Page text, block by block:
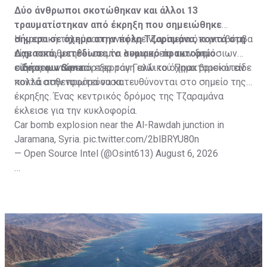
Δύο άνθρωποι σκοτώθηκαν και άλλοι 13
τραυματίστηκαν από έκρηξη που σημειώθηκε
σήμερα σε όχημα στην πόλη Τζαραμάνα, κοντά στη
Δαμασκό, μετέδωσε το συριακό πρακτορείο
ειδήσεων Sana.
Η κρατική τηλεόραση ανέφερε νωρίτερα ότι μια βόμβα
είχε τοποθετηθεί σε μίνι λεωφορείο των δημόσιων
συγκοινωνιών και εξερράγη ενώ το όχημα βρισκόταν
κοντά στην πρωτεύουσα.
Ένας φωτορεπόρτερ του Γαλλικού Πρακτορείου είδε
πολλά ασθενοφόρα να κατευθύνονται στο σημείο της
έκρηξης. Ένας κεντρικός δρόμος της Τζαραμάνα
έκλεισε για την κυκλοφορία.
Car bomb explosion near the Al-Rawdah junction in
Jaramana, Syria. pic.twitter.com/2blBRYU80n
— Open Source Intel (@Osint613) August 6, 2026